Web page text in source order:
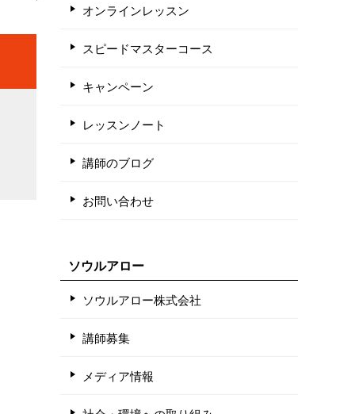
オンラインレッスン
スピードマスターコース
キャンペーン
レッスンノート
講師のブログ
お問い合わせ
ソウルアロー
ソウルアロー株式会社
講師募集
メディア情報